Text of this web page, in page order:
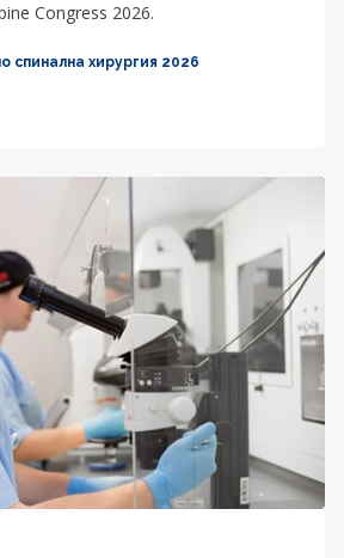
Congress 2026.
спинална хирургия 2026